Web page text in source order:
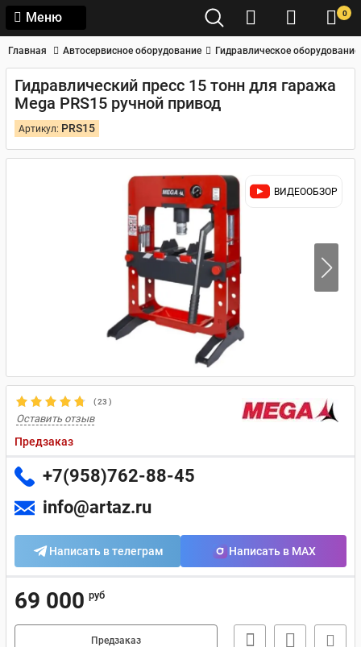
Меню 0
Главная Автосервисное оборудование Гидравлическое оборудование
Гидравлический пресс 15 тонн для гаража
Mega PRS15 ручной привод
Артикул: PRS15
ВИДЕООБЗОР
(23 )
Оставить отзыв
Предзаказ
+7(958)762-88-45
info@artaz.ru
Написать в телеграм Написать в MAX
69 000 руб
Предзаказ